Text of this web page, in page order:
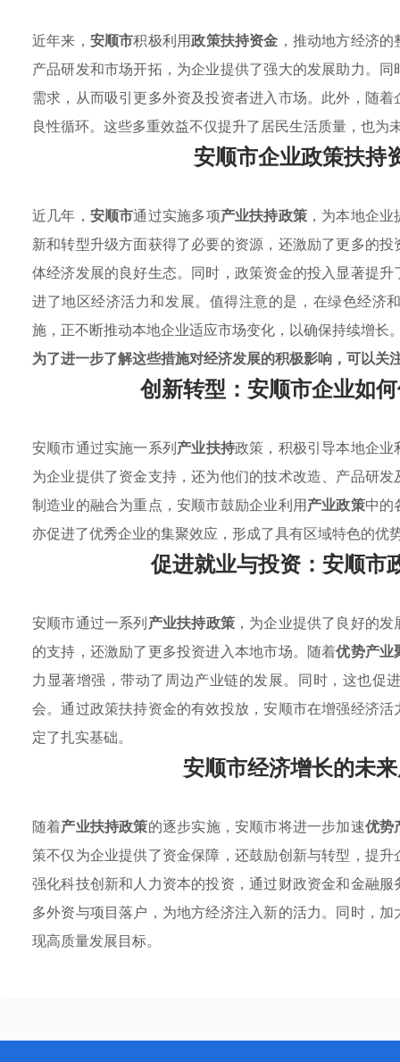
近年来， 安顺市积极利用政策扶持资金 ，推动地方经济
产品研发和市场开拓，为企业提供了强大的发展助力。
需求，从而吸引更多外资及投资者进入市场。此外，随
良性循环。这些多重效益不仅提升了居民生活质量，也为
安顺市企业政策扶持
近几年， 安顺市通过实施多项产业扶持政策，为本地企业
新和转型升级方面获得了必要的资源，还激励了更多的投
体经济发展的良好生态。同时，政策资金的投入显著提
进了地区经济活力和发展。值得注意的是，在绿色经济
施，正不断推动本地企业适应市场变化，以确保持续增长
为了进一步了解这些措施对经济发展的积极影响，可以关
创新转型：安顺市企业如
安顺市通过实施一系列产业扶持政策，积极引导本地企
为企业提供了资金支持，还为他们的技术改造、产品研
制造业的融合为重点，安顺市鼓励企业利用产业政策中的
亦促进了优秀企业的集聚效应，形成了具有区域特色的优
促进就业与投资：安顺市
安顺市通过一系列产业扶持政策，为企业提供了良好的
的支持，还激励了更多投资进入本地市场。随着优势产业
力显著增强，带动了周边产业链的发展。同时，这也促
会。通过政策扶持资金的有效投放，安顺市在增强经济
定了扎实基础。
安顺市经济增长的未
随着产业扶持政策的逐步实施，安顺市将进一步加速优势
策不仅为企业提供了资金保障，还鼓励创新与转型，提
强化科技创新和人力资本的投资，通过财政资金和金融
多外资与项目落户，为地方经济注入新的活力。同时，
现高质量发展目标。